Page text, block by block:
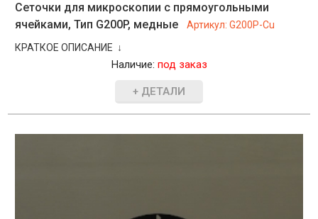
Сеточки для микроскопии с прямоугольными
ячейками, Тип G200P, медные
Артикул:G200P-Cu
КРАТКОЕ ОПИСАНИЕ ↓
Наличие: под заказ
+ ДЕТАЛИ